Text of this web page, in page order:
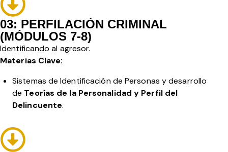
03: PERFILACIÓN CRIMINAL
(MÓDULOS 7-8)
Identificando al agresor.
Materias Clave:
Sistemas de Identificación de Personas y desarrollo
de Teorías de la Personalidad y Perfil del
Delincuente.